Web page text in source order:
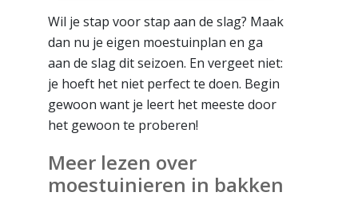
Wil je stap voor stap aan de slag? Maak
dan nu je eigen moestuinplan en ga
aan de slag dit seizoen. En vergeet niet:
je hoeft het niet perfect te doen. Begin
gewoon want je leert het meeste door
het gewoon te proberen!
Meer lezen over
moestuinieren in bakken